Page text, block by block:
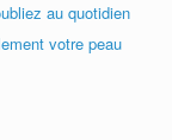
au quotidien
votre peau